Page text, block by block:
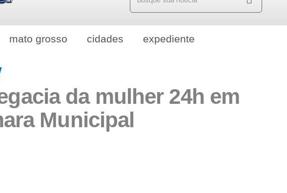
mato grosso cidades expediente
da mulher 24h em
Municipal